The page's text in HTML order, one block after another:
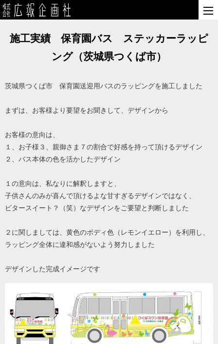
施工実績 保育園バス ステッカーラッピ
ング（茨城県つくば市）
茨城県つくば市 保育園送迎用バスのラッピングを施工しました
まずは、お客様より要望をお聞きして、デザインから
お客様の意向は、
１、お子様３、親御さま７の割合で好感を持って頂けるデザイン
２、バス本体の色を活かしたデザイン
１の意向は、私なりに解釈しますと、
子供さんのみが喜んで頂けるよな甘すぎるデザインではなく、
ビタースイート？（笑）なデザインをご要望と判断しました
２に関しましては、黄色のボディ色（レモンイエロー）を利用し、
ラッピング全体に違和感がないよう努力しました
デザインした完成イメージです